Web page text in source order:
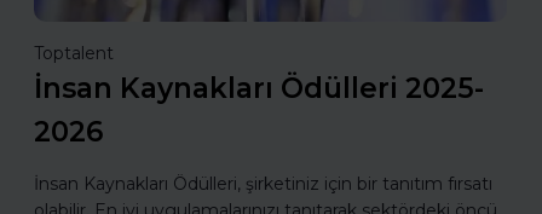
Toptalent
İnsan Kaynakları Ödülleri 2025-
2026
İnsan Kaynakları Ödülleri, şirketiniz için bir tanıtım fırsatı